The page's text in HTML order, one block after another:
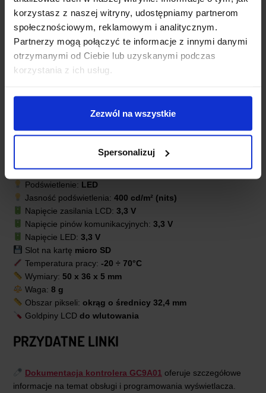
korzystasz z naszej witryny, udostępniamy partnerom
społecznościowym, reklamowym i analitycznym.
Partnerzy mogą połączyć te informacje z innymi danymi
otrzymanymi od Ciebie lub uzyskanymi podczas
korzystania z ich usług.
Zezwól na wszystkie
Spersonalizuj
Wyświetlacz graficzny:TFT IPS 1,28″
Rozdzielczość:240×240 px
Kolory:65K, RGB
Podświetlenie: LED
Jasność podświetlenia: 400 cd/m² (nits)
Napięcie zasilania LCD: 3,3 V
Napięcie pinów komunikacyjnych: 3,3 V
Napięcie LED: 3,3 V
Slot na kartę micro SD
Temperatura pracy: -20 ÷ 70°C
Wymiary: 50 x 36 x 5 mm
Waga: 8 g
Obszar pikseli: okrąg o średnicy 32,4 mm
Goldpiny LCD do wlutowania
PRZYDATNE LINKI
Dokumentacja kontrolera GC9A01 oferuje szczegółowe
informacje na temat obsługi i programowania wyświetlacza.